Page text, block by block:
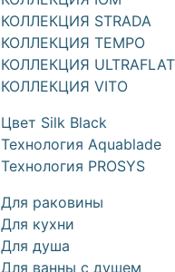
КОЛЛЕКЦИЯ STRADA
КОЛЛЕКЦИЯ TEMPO
КОЛЛЕКЦИЯ
КОЛЛЕКЦИЯ VITO
Цвет Silk Black
Технология Aquablade
Технология PROSYS
Для раковины
Для кухни
Для душа
Для ванны с душем